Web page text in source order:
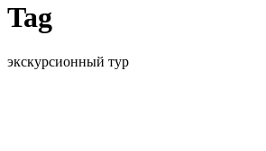
Tag
экскурсионный тур